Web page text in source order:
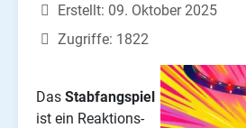
Erstellt: 09. Oktober 2025
Zugriffe: 1822
Das Stabfangspiel
ist ein Reaktions-